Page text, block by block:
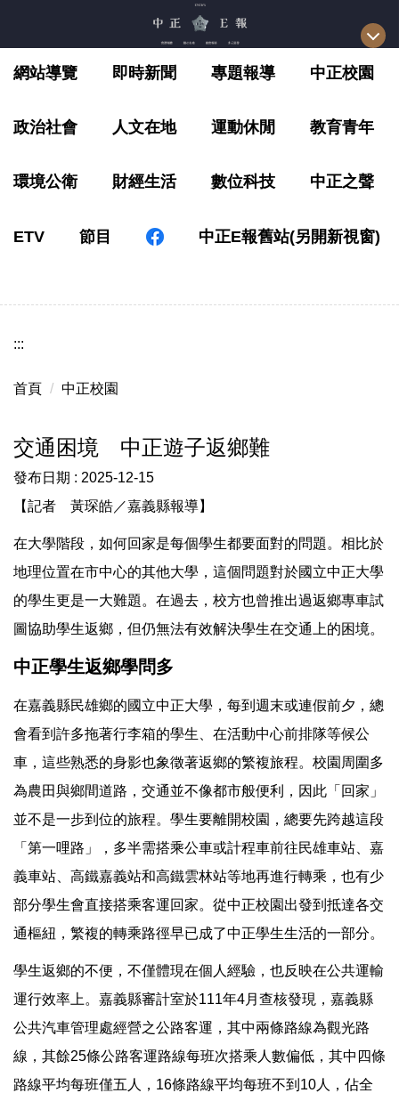
要
容
網站導覽 即時新聞 專題報導 中正校園
政治社會 人文在地 運動休閒 教育青年
環境公衛 財經生活 數位科技 中正之聲
ETV 節目 中正E報舊站(另開新視窗)
:::
首頁 中正校園
交通困境 中正遊子返鄉難
發布日期 : 2025-12-15
【記者 黃琛皓／嘉義縣報導】
在大學階段，如何回家是每個學生都要面對的問題。相比於
地理位置在市中心的其他大學，這個問題對於國立中正大學
的學生更是一大難題。在過去，校方也曾推出過返鄉專車試
圖協助學生返鄉，但仍無法有效解決學生在交通上的困境。
中正學生返鄉學問多
在嘉義縣民雄鄉的國立中正大學，每到週末或連假前夕，總
會看到許多拖著行李箱的學生、在活動中心前排隊等候公
車，這些熟悉的身影也象徵著返鄉的繁複旅程。校園周圍多
為農田與鄉間道路，交通並不像都市般便利，因此「回家」
並不是一步到位的旅程。學生要離開校園，總要先跨越這段
「第一哩路」，多半需搭乘公車或計程車前往民雄車站、嘉
義車站、高鐵嘉義站和高鐵雲林站等地再進行轉乘，也有少
部分學生會直接搭乘客運回家。從中正校園出發到抵達各交
通樞紐，繁複的轉乘路徑早已成了中正學生生活的一部分。
學生返鄉的不便，不僅體現在個人經驗，也反映在公共運輸
運行效率上。嘉義縣審計室於111年4月查核發現，嘉義縣
公共汽車管理處經營之公路客運，其中兩條路線為觀光路
線，其餘25條公路客運路線每班次搭乘人數偏低，其中四條
路線平均每班僅五人，16條路線平均每班不到10人，佔全